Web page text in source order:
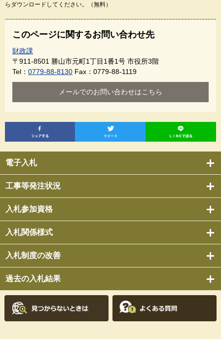
電子入札
工事等発注状況
入札参加資格
入札関係様式
入札制度の改善
過去の入札結果
らダウンロードしてください。（無料）
このページに関するお問い合わせ先
財政課
〒911-8501 勝山市元町1丁目1番1号 市役所3階
Tel： 0779-88-8130 Fax：0779-88-1119
メールでのお問い合わせはこちら